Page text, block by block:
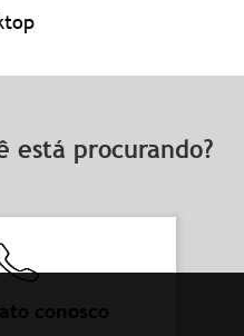
está procurando?
conosco